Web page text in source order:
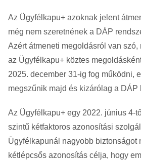
Az Ügyfélkapu+ azoknak jelent
még nem szeretnének a DÁP
Azért átmeneti megoldásról van szó,
az Ügyfélkapu+ köztes
2025. december 31-ig fog működni,
megszűnik majd és kizárólag a DÁP
Az Ügyfélkapu+ egy 2022. június 4-
szintű kétfaktoros azonosítási
Ügyfélkapunál nagyobb biztonságot
kétlépcsős azonosítás célja, hogy